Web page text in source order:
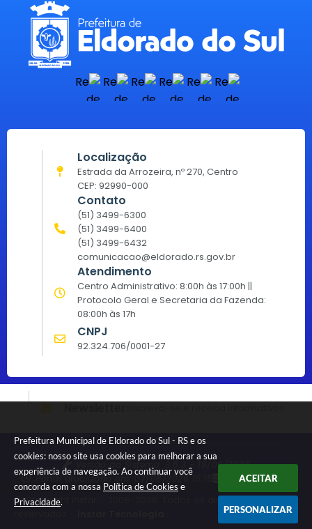
Prefeitura Municipal de Eldorado do Sul - RS e os
cookies: nosso site usa cookies para melhorar a sua
experiência de navegação. Ao continuar você
concorda com a nossa Política de Cookies e
Privacidade.
ACEITAR
PERSONALIZAR
Localização
Estrada da Arrozeira, nº 270, Centro
CEP: 92990-000
Contato
(51) 3499-6300
(51) 3499-6400
(51) 3499-6432
comunicacao@eldorado.rs.gov.br
Atendimento
Centro Administrativo: 8:00h às 17:00h ||
Protocolo Geral e Secretaria da Fazenda:
08:00h às 17h
CNPJ
92.324.706/0001-27
Versão do Sistema:
3.5.3 - 19/06/2026
Portal atualizado em: 07/08/2026 15:15 Dados Abertos
© Copyright Instar - 2006-2026. Todos os direitos